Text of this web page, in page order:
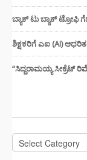
ಬ್ಯಾಕ್ ಟು ಬ್ಯಾಕ್ ಟ್ರೋಫಿ
ಶಿಕ್ಷಕರಿಗೆ ಎಐ (AI)
“ಸಿದ್ದರಾಮಯ್ಯ ಸೀಕ್ರೆಟ್
Categories